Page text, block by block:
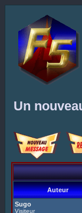
Un
Auteur
Sugo
Visiteur